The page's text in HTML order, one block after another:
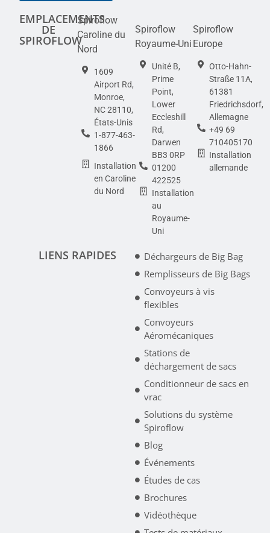
EMPLACEMENTS
DE
SPIROFLOW
Spiroflow
Caroline du
Nord
1609
Airport Rd,
Monroe,
NC 28110,
États-Unis
1-877-463-
1866
Installation
en Caroline
du Nord
Spiroflow
Royaume-Uni
Unité B,
Prime
Point,
Lower
Eccleshill
Rd,
Darwen
BB3 0RP
01200
422525
Installation
au
Royaume-
Uni
Spiroflow
Europe
Otto-Hahn-
Straße 11A,
61381
Friedrichsdorf,
Allemagne
+49 69
710405170
Installation
allemande
LIENS RAPIDES
Déchargeurs de Big Bag
Remplisseurs de Big Bags
Convoyeurs à vis
flexibles
Convoyeurs
Aéromécaniques
Stations de
déchargement de sacs
Conditionneur de sacs en
vrac
Solutions du système
Spiroflow
Blog
Événements
Études de cas
Brochures
Vidéothèque